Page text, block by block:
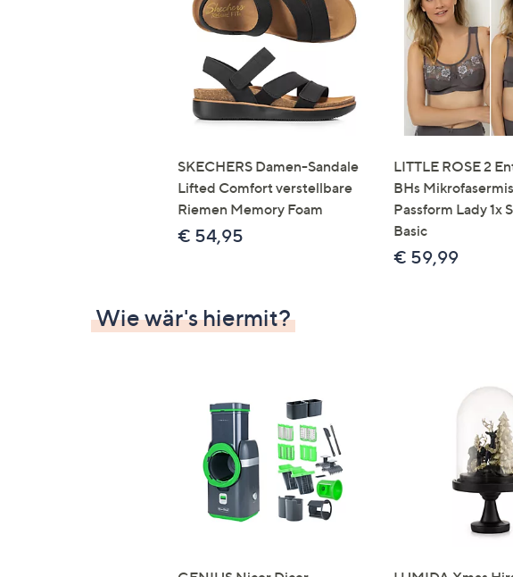
Touch-
Geräten
nach
links
bzw.
rechts,
um
diese
anzuzeigen.
SKECHERS Damen-Sandale
Lifted Comfort verstellbare
Riemen Memory Foam
€ 54,95
LITTLE ROSE 2
BHs
Passform Lady 1x
Basic
€ 59,99
Wie wär's hiermit?